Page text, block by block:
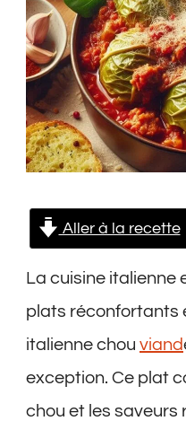
Aller à la recette
La cuisine italienne
plats réconfortants
italienne chou viand
exception. Ce plat
chou et les saveurs